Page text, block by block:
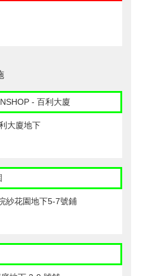
- 百利大廈
大廈地下
紗花園地下5-7號鋪